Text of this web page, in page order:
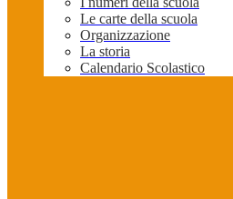
Le carte della scuola
Organizzazione
La storia
Calendario Scolastico